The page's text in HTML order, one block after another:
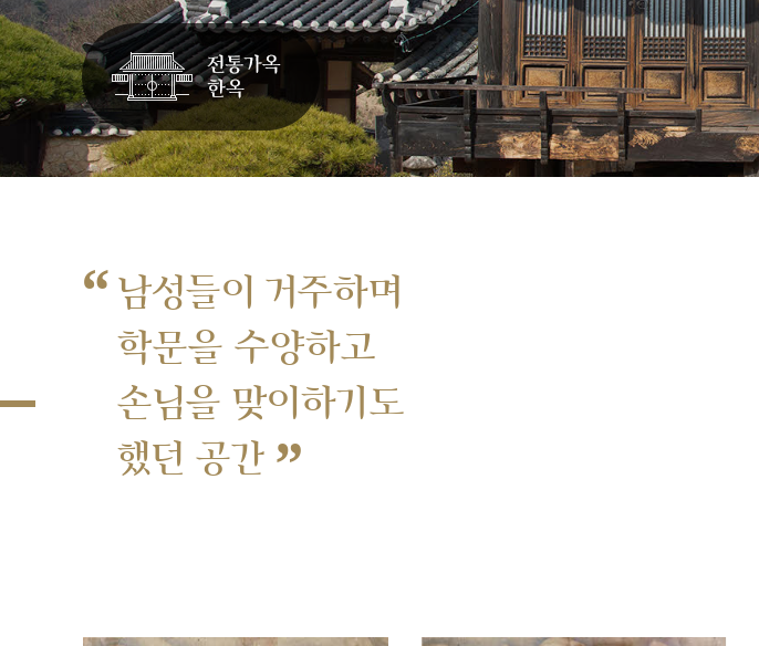
“ 남성들이 거주하며
학문을 수양하고
손님을 맞이하기도
했던 공간 ”